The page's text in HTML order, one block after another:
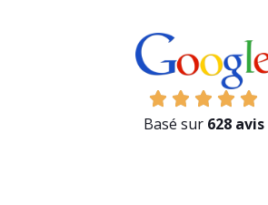
Basé sur 628 avis